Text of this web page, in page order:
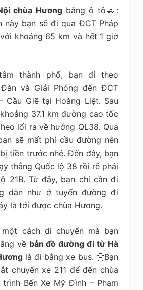
chùa Hương bằng ô tô🚗:
này bạn sẽ đi qua ĐCT Pháp
khoảng 65 km và hết 1 giờ
thành phố, bạn đi theo
và Giải Phóng đến ĐCT
Cầu Giẽ tại Hoàng Liệt. Sau
37.1 km đường cao tốc
lối ra về hướng QL38. Qua
sẽ mất phí cầu đường nên
tiền trước nhé. Đến đây, bạn
thẳng Quốc lộ 38 rồi rẽ phải
21B. Từ đây, bạn chỉ cần đi
dẫn như ở tuyến đường đi
là tới được chùa Hương.
cách di chuyển mà bạn
về bản đồ đường đi từ Hà
là đi bằng xe bus. 🤗Bạn
chuyến xe 211 để đến chùa
Bến Xe Mỹ Đình – Phạm